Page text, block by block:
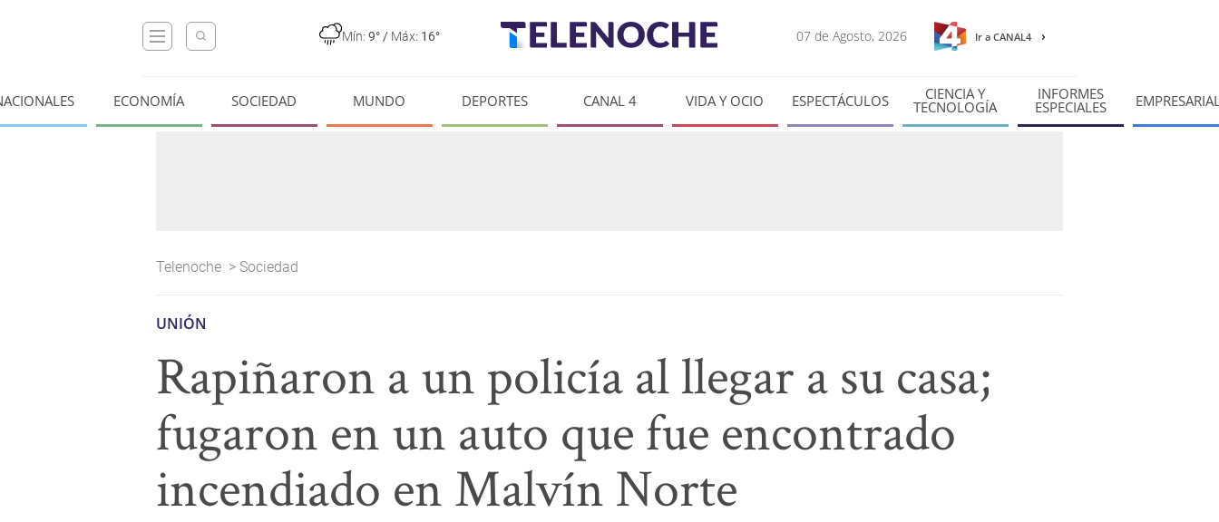
Mín: 9° / Máx: 16° 07 de Agosto, 2026 Ir a CANAL4
ECONOMÍA SOCIEDAD MUNDO DEPORTES CANAL 4 VIDA Y OCIO ESPECTÁCULOS CIENCIA Y
TECNOLOGÍA
INFORMES
ESPECIALES
Telenoche > Sociedad
UNIÓN
Rapiñaron a un policía al llegar a su casa;
fugaron en un auto que fue encontrado
incendiado en Malvín Norte